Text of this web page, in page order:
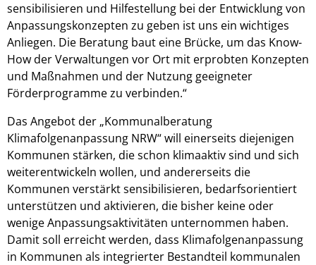
sensibilisieren und Hilfestellung bei der Entwicklung von
Anpassungskonzepten zu geben ist uns ein wichtiges
Anliegen. Die Beratung baut eine Brücke, um das Know-
How der Verwaltungen vor Ort mit erprobten Konzepten
und Maßnahmen und der Nutzung geeigneter
Förderprogramme zu verbinden.“
Das Angebot der „Kommunalberatung
Klimafolgenanpassung NRW“ will einerseits diejenigen
Kommunen stärken, die schon klimaaktiv sind und sich
weiterentwickeln wollen, und andererseits die
Kommunen verstärkt sensibilisieren, bedarfsorientiert
unterstützen und aktivieren, die bisher keine oder
wenige Anpassungsaktivitäten unternommen haben.
Damit soll erreicht werden, dass Klimafolgenanpassung
in Kommunen als integrierter Bestandteil kommunalen